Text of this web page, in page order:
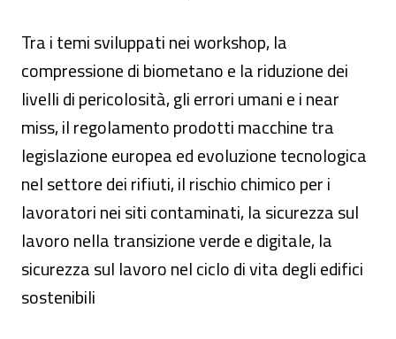
Tra i temi sviluppati nei workshop, la
compressione di biometano e la riduzione dei
livelli di pericolosità, gli errori umani e i near
miss, il regolamento prodotti macchine tra
legislazione europea ed evoluzione tecnologica
nel settore dei rifiuti, il rischio chimico per i
lavoratori nei siti contaminati, la sicurezza sul
lavoro nella transizione verde e digitale, la
sicurezza sul lavoro nel ciclo di vita degli edifici
sostenibili